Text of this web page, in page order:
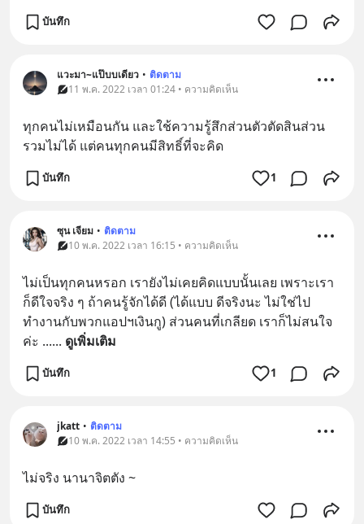
บันทึก
แวะมา~แป๊บบเดียว • ติดตาม
11 พ.ค. 2022 เวลา 01:24 • ความคิดเห็น
ทุกคนไม่เหมือนกัน และใช้ความรู้สึกส่วนตัวตัดสินส่วน
รวมไม่ได้ แต่คนทุกคนมีสิทธิ์ที่จะคิด
บันทึก 1
ซุน เจียม • ติดตาม
10 พ.ค. 2022 เวลา 16:15 • ความคิดเห็น
ไม่เป็นทุกคนหรอก เรายังไม่เคยคิดแบบนั้นเลย เพราะเรา
ก็ดีใจจริง ๆ ถ้าคนรู้จักได้ดี (ได้แบบ ดีจริงนะ ไม่ใช่ไป
ทำงานกับพวกแอปฯเงินกู) ส่วนคนที่เกลียด เราก็ไม่สนใจ
ค่ะ ...... ดูเพิ่มเติม
บันทึก 1
jkatt • ติดตาม
10 พ.ค. 2022 เวลา 14:55 • ความคิดเห็น
ไม่จริง นานาจิตตัง ~
บันทึก